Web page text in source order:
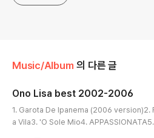
Music/Album 의 다른 글
Ono Lisa best 2002-2006
1. Garota De Ipanema (2006 version)2.
a Vila3. 'O Sole Mio4.